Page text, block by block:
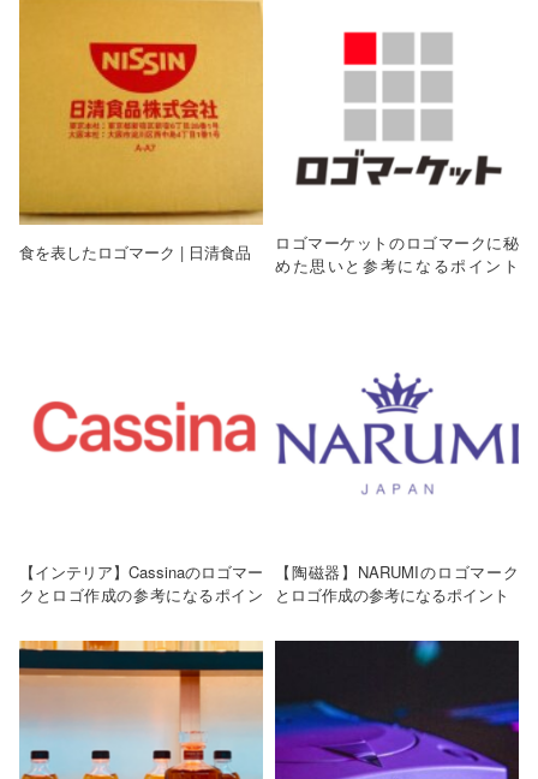
食を表したロゴマーク | 日清食品
ロゴマーケットのロゴマークに秘
めた思いと参考になるポイント
【インテリア】Cassinaのロゴマー
クとロゴ作成の参考になるポイン
【陶磁器】NARUMIのロゴマーク
とロゴ作成の参考になるポイント